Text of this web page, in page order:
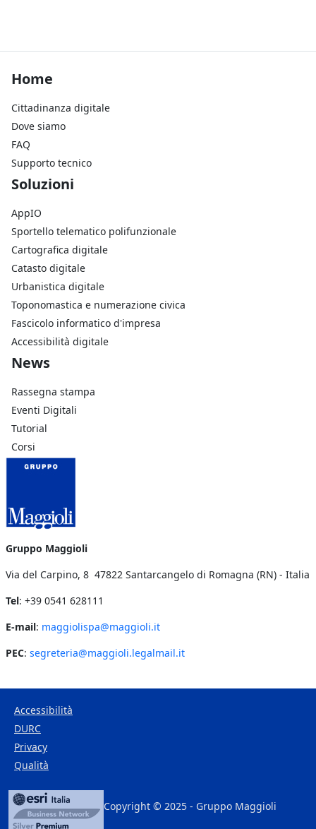
Footer Home
Home
Cittadinanza digitale
Dove siamo
FAQ
Supporto tecnico
Footer Soluzioni
Soluzioni
AppIO
Sportello telematico polifunzionale
Cartografica digitale
Catasto digitale
Urbanistica digitale
Toponomastica e numerazione civica
Fascicolo informatico d'impresa
Accessibilità digitale
Footer Azienda
News
Rassegna stampa
Eventi Digitali
Tutorial
Corsi
Gruppo Maggioli
Via del Carpino, 8 47822 Santarcangelo di Romagna (RN) - Italia
Tel: +39 0541 628111
E-mail: maggiolispa@maggioli.it
PEC: segreteria@maggioli.legalmail.it
Copyright © 2025 - Gruppo Maggioli
Footer Bottom
Accessibilità
DURC
Privacy
Qualità